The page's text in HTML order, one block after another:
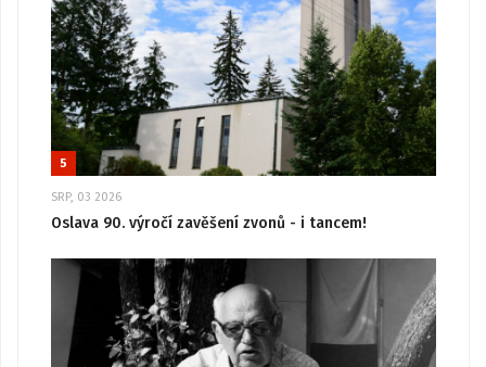
5
SRP, 03 2026
Oslava 90. výročí zavěšení zvonů - i tancem!